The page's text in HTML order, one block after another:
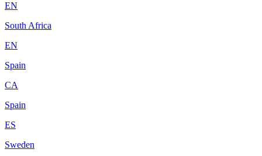
EN
South Africa
EN
Spain
CA
Spain
ES
Sweden